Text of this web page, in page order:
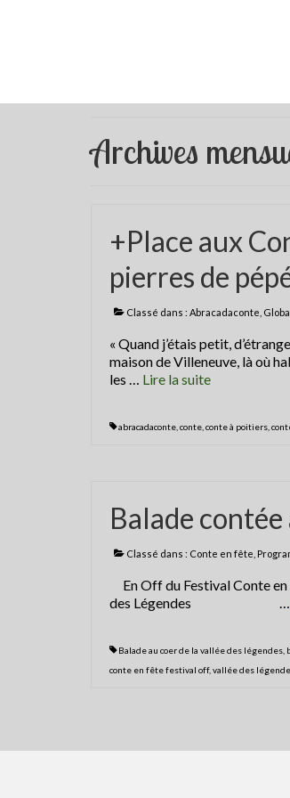
Archives
+Place aux
pierres de
Classé dans : Abracadaconte
« Quand j’étais petit,
maison de Villeneuve, là où
les … Lire la suite­­
abracadaconte conte conte à poitiers
Balade
Classé dans : Conte en fête
En Off du Festival Conte
des Légendes …
Balade au coer de la vallée des légendes
conte en fête festival off, vallée des légende